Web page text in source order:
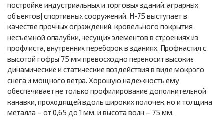
постройке индустриальных и торговых зданий, аграрных
объектов| спортивных сооружений. Н-75 выступает в
качестве прочных ограждений, кровельного покрытия,
несъёмной опалубки, несущих элементов в строениях из
профлиста, внутренних переборок в зданиях. Профнастил с
высотой гофры 75 мм превосходно переносит высокие
динамические и статические воздействия в виде мокрого
снега и мощного ветра. Хорошую надёжность ему
обеспечивает не только профилирование дополнительной
канавки, проходящей вдоль широких полочек, но и толщина
металла – от 0,65 до 1 мм, и высота волн – 75 мм.